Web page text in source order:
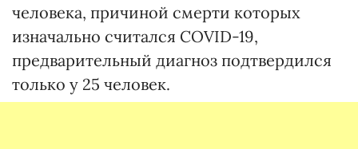
человека, причиной смерти которых
изначально считался COVID-19,
предварительный диагноз подтвердился
только у 25 человек.